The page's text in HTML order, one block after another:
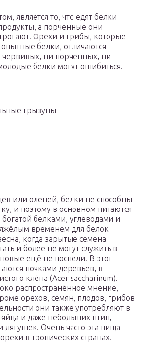
является то, что едят белки
а порченные они
Орехи и грибы, которые
опытные белки, отличаются
червивых, ни порченных, ни
белки могут ошибиться.
грызуны
или оленей, белки не способны
и поэтому в основном питаются
богатой белками, углеводами и
временем для белок
когда зарытые семена
и более не могут служить в
ещё не поспели. В этот
почками деревьев, в
клёна (Acer saccharinum).
распространённое мнение,
орехов, семян, плодов, грибов
они также употребляют в
и даже небольших птиц,
Очень часто эта пища
в тропических странах.